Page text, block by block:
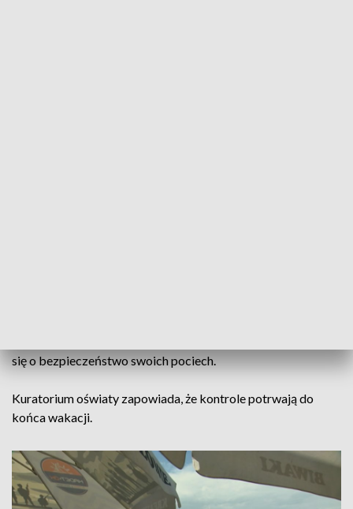
się o bezpieczeństwo swoich pociech.
Kuratorium oświaty zapowiada, że kontrole potrwają do
końca wakacji.